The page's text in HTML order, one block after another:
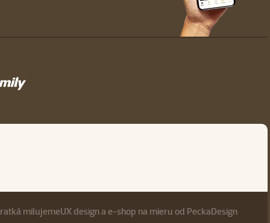
milujemeUX designae-shop na mieru od PeckaDesign